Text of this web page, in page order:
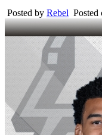
Posted by Rebel Posted